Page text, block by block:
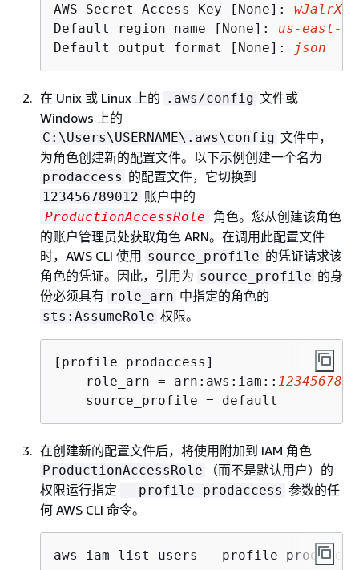
AWS Secret Access Key [None]:
Default region name [None]: us-east-
Default output format [None]:
json
在 Unix 或 Linux 上的 .aws/config 文件或
Windows 上的
C:\Users\USERNAME\.aws\config 文件中，
为角色创建新的配置文件。以下示例创建一个名为
prodaccess 的配置文件，它切换到
123456789012 账户中的
ProductionAccessRole
角色。您从创建该角色
的账户管理员处获取角色 ARN。在调用此配置文件
时，AWS CLI 使用 source_profile 的凭证请求该
角色的凭证。因此，引用为 source_profile 的身
份必须具有 role_arn 中指定的角色的
sts:AssumeRole 权限。
[profile prodaccess]
    role_arn = arn:aws:iam::
    source_profile = default
在创建新的配置文件后，将使用附加到 IAM 角色
ProductionAccessRole
（而不是默认用户）的
权限运行指定 --profile prodaccess 参数的任
何 AWS CLI 命令。
aws iam list-users --profile